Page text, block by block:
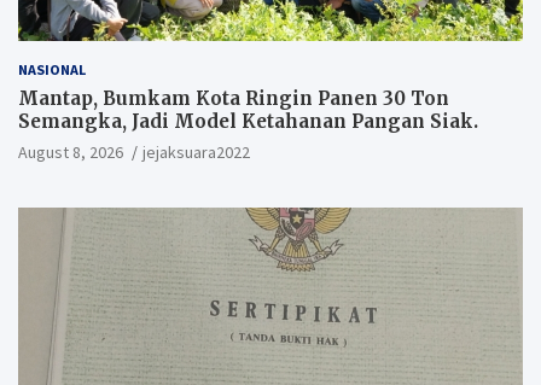
NASIONAL
Mantap, Bumkam Kota Ringin Panen 30 Ton
Semangka, Jadi Model Ketahanan Pangan Siak.
August 8, 2026 jejaksuara2022